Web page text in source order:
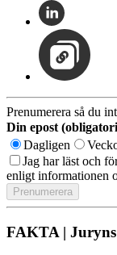
Prenumerera så du
Din epost
Dagligen
Jag har läst och
enligt informationen
FAKTA |